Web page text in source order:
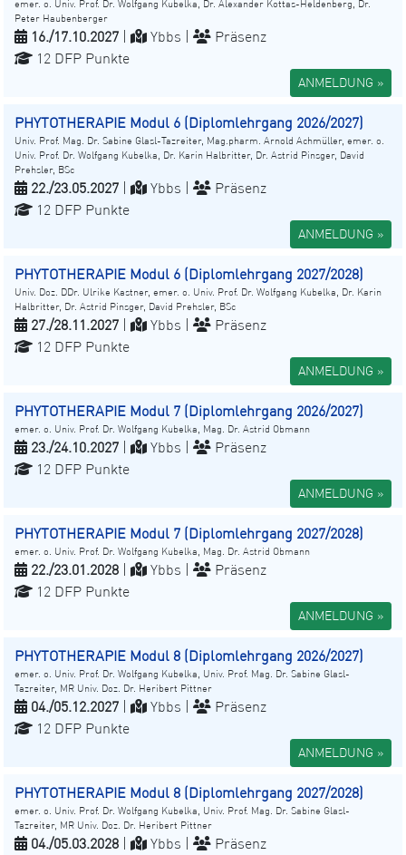
emer. o. Univ. Prof. Dr. Wolfgang Kubelka, Dr. Alexander Kottas-Heldenberg, Dr.
Peter Haubenberger
16./17.10.2027 Ybbs |
Präsenz
12 DFP Punkte
ANMELDUNG »
PHYTOTHERAPIE Modul 6 (Diplomlehrgang 2026/2027)
Univ. Prof. Mag. Dr. Sabine Glasl-Tazreiter, Mag.pharm. Arnold Achmüller, emer. o.
Univ. Prof. Dr. Wolfgang Kubelka, Dr. Karin Halbritter, Dr. Astrid Pinsger, David
Prehsler, BSc
22./23.05.2027 Ybbs |
Präsenz
12 DFP Punkte
ANMELDUNG »
PHYTOTHERAPIE Modul 6 (Diplomlehrgang 2027/2028)
Univ. Doz. DDr. Ulrike Kastner, emer. o. Univ. Prof. Dr. Wolfgang Kubelka, Dr. Karin
Halbritter, Dr. Astrid Pinsger, David Prehsler, BSc
27./28.11.2027 Ybbs |
Präsenz
12 DFP Punkte
ANMELDUNG »
PHYTOTHERAPIE Modul 7 (Diplomlehrgang 2026/2027)
emer. o. Univ. Prof. Dr. Wolfgang Kubelka, Mag. Dr. Astrid Obmann
23./24.10.2027 Ybbs |
Präsenz
12 DFP Punkte
ANMELDUNG »
PHYTOTHERAPIE Modul 7 (Diplomlehrgang 2027/2028)
emer. o. Univ. Prof. Dr. Wolfgang Kubelka, Mag. Dr. Astrid Obmann
22./23.01.2028 Ybbs |
Präsenz
12 DFP Punkte
ANMELDUNG »
PHYTOTHERAPIE Modul 8 (Diplomlehrgang 2026/2027)
emer. o. Univ. Prof. Dr. Wolfgang Kubelka, Univ. Prof. Mag. Dr. Sabine Glasl-
Tazreiter, MR Univ. Doz. Dr. Heribert Pittner
04./05.12.2027 Ybbs |
Präsenz
12 DFP Punkte
ANMELDUNG »
PHYTOTHERAPIE Modul 8 (Diplomlehrgang 2027/2028)
emer. o. Univ. Prof. Dr. Wolfgang Kubelka, Univ. Prof. Mag. Dr. Sabine Glasl-
Tazreiter, MR Univ. Doz. Dr. Heribert Pittner
04./05.03.2028 Ybbs |
Präsenz